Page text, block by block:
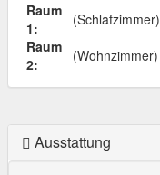
Raum
1:
(Schlafzimmer)
Raum
2:
(Wohnzimmer)
Ausstattung